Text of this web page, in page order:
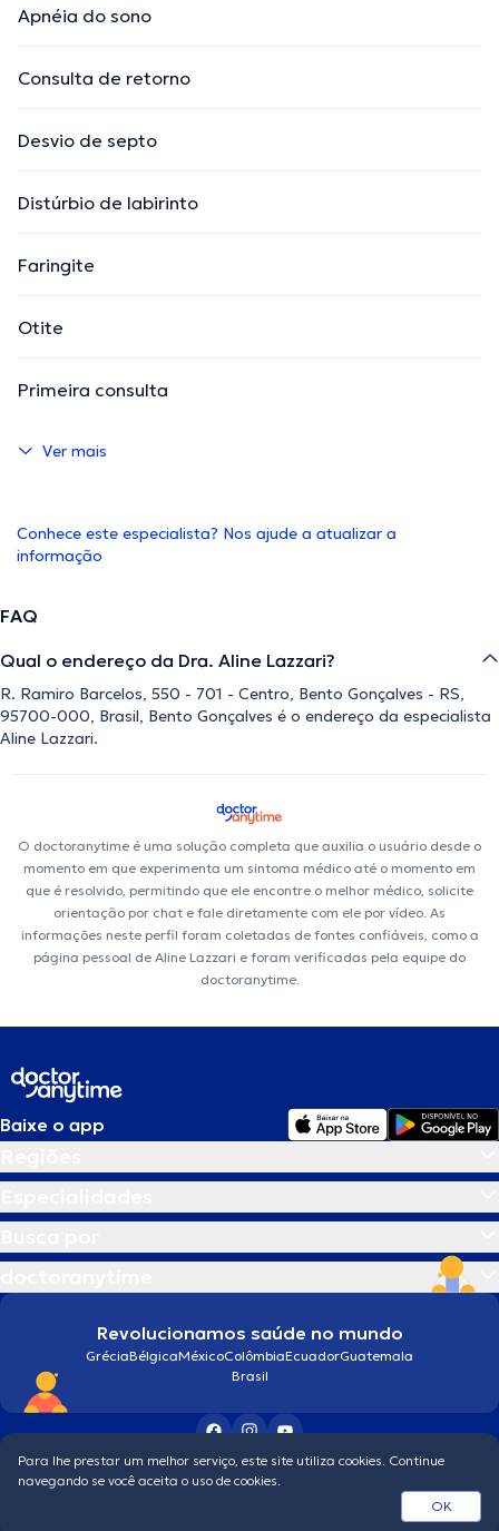
Apnéia do sono
Consulta de retorno
Desvio de septo
Distúrbio de labirinto
Faringite
Otite
Primeira consulta
Ver mais
Conhece este especialista? Nos ajude a atualizar a
informação
FAQ
Qual o endereço da Dra. Aline Lazzari?
R. Ramiro Barcelos, 550 - 701 - Centro, Bento Gonçalves - RS,
95700-000, Brasil, Bento Gonçalves é o endereço da especialista
Aline Lazzari.
O doctoranytime é uma solução completa que auxilia o usuário desde o
momento em que experimenta um sintoma médico até o momento em
que é resolvido, permitindo que ele encontre o melhor médico, solicite
orientação por chat e fale diretamente com ele por vídeo. As
informações neste perfil foram coletadas de fontes confiáveis, como a
página pessoal de Aline Lazzari e foram verificadas pela equipe do
doctoranytime.
Baixe o app
Revolucionamos saúde no mundo
GréciaBélgicaMéxicoColômbiaEcuadorGuatemala
Brasil
Condições gerais
Para lhe prestar um melhor serviço, este site utiliza cookies. Continue
navegando se você aceita o uso de cookies.
OK